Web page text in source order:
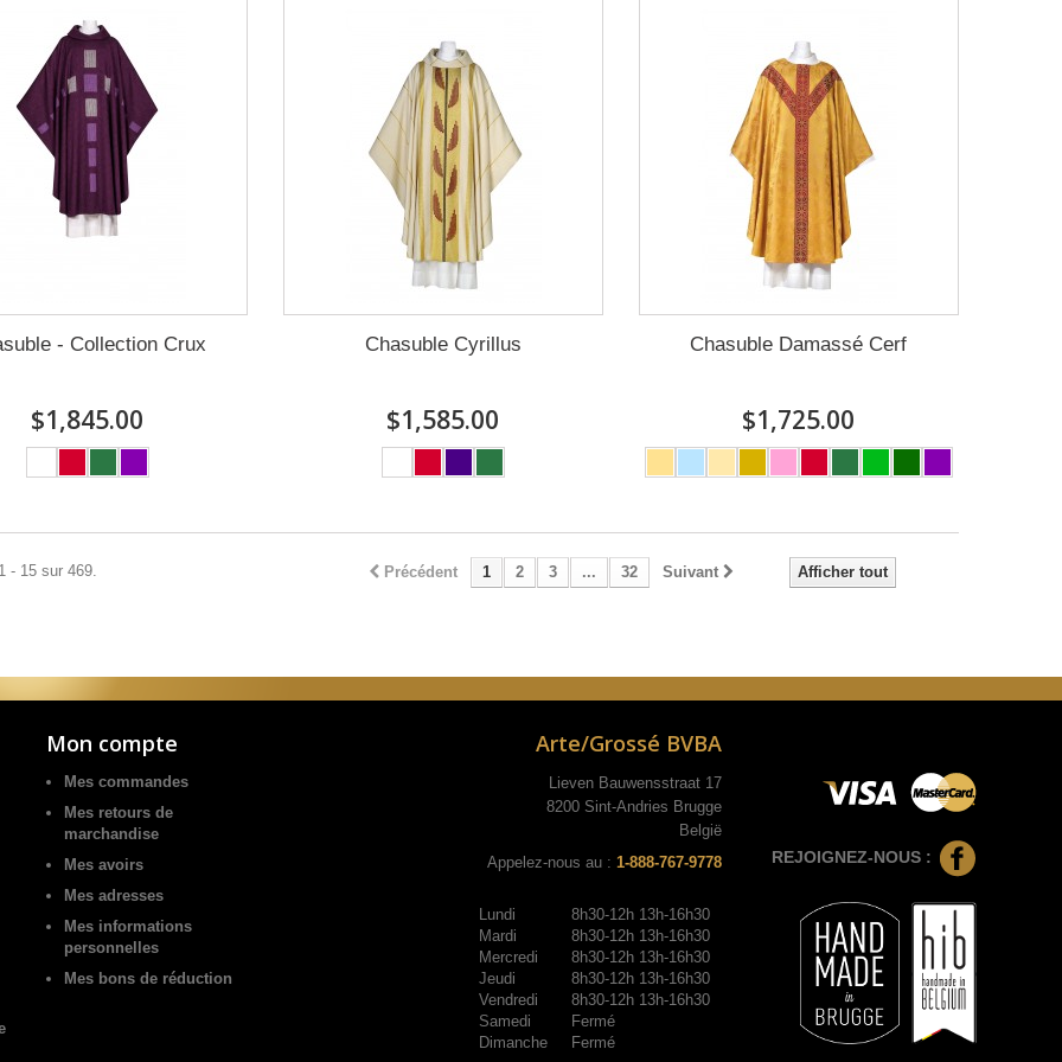
- Collection Crux
$1,845.00
Chasuble Cyrillus
$1,585.00
Chasuble Damassé Cerf
$1,725.00
Afficher tout
Précédent 1 2 3 ... 32 Suivant
- 15 sur 469.
Mon compte
Mes commandes
Mes retours de
marchandise
Mes avoirs
Mes adresses
Mes informations
personnelles
Mes bons de réduction
Arte/Grossé BVBA
Lieven Bauwensstraat 17
8200 Sint-Andries Brugge
België
Appelez-nous au : 1-888-767-9778
Lundi
Mardi
Mercredi
Jeudi
Vendredi
Samedi
Dimanche
8h30-12h 13h-16h30
8h30-12h 13h-16h30
8h30-12h 13h-16h30
8h30-12h 13h-16h30
8h30-12h 13h-16h30
Fermé
Fermé
REJOIGNEZ-NOUS :